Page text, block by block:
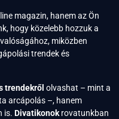
magazin, hanem az Ön
hogy közelebb hozzuk a
miközben
trendek és
trendekről olvashat – mint a
arcápolás –, hanem
is.Divatikonok rovatunkban